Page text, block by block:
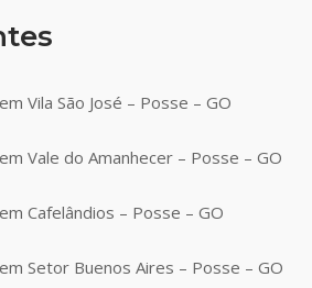
Vila São José – Posse – GO
Vale do Amanhecer – Posse – GO
Cafelândios – Posse – GO
Setor Buenos Aires – Posse – GO